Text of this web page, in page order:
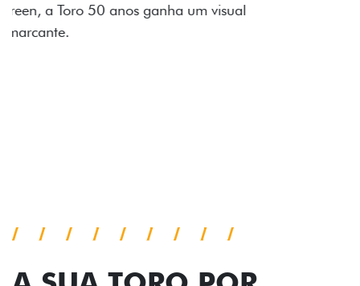
reforçam a identidade única dessa edição para lá de
comemorativa.
TODOS OS ÂNGULOS